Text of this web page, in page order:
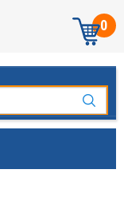
0